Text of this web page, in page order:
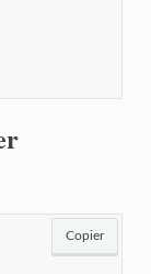
Copier